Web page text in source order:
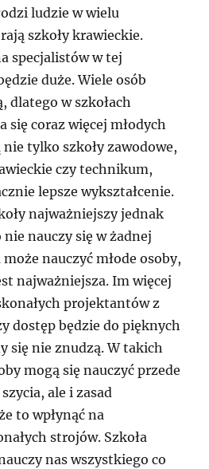
ludzie w wielu
szkoły krawieckie.
specjalistów w tej
duże. Wiele osób
dlatego w szkołach
się coraz więcej młodych
nie tylko szkoły zawodowe,
czy technikum,
lepsze wykształcenie.
najważniejszy jednak
nauczy się w żadnej
nauczyć młode osoby,
najważniejsza. Im więcej
projektantów z
dostęp będzie do pięknych
się nie znudzą. W takich
mogą się nauczyć przede
ale i zasad
to wpłynąć na
strojów. Szkoła
nas wszystkiego co